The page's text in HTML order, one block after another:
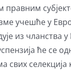
учешће у
из чланства
ће се
селекција